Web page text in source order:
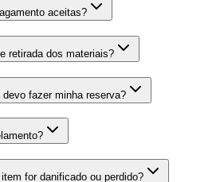
aceitas?
retirada dos materiais?
fazer minha reserva?
for danificado ou perdido?